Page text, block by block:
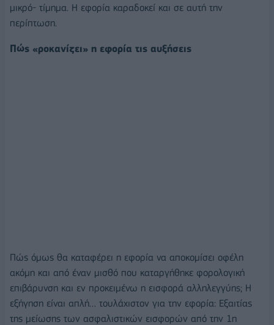
μικρό- τίμημα. Η εφορία καραδοκεί και σε αυτή την
περίπτωση.
Πώς «ροκανίζει» η εφορία τις αυξήσεις
Πώς όμως θα καταφέρει η εφορία να αποκομίσει οφέλη
ακόμη και από έναν μισθό που καταργήθηκε φορολογική
επιβάρυνση και εν προκειμένω η εισφορά αλληλεγγύης; Η
εξήγηση είναι απλή… τουλάχιστον για την εφορία: Εξαιτίας
της μείωσης των ασφαλιστικών εισφορών από την 1η